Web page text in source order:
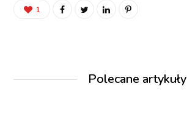
1
Polecane artykuły